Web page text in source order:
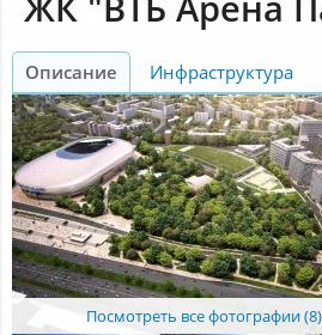
Описание Инфраструктура
Посмотреть все фотографии (8)